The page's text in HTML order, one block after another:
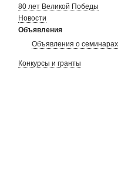
80 лет Великой Победы
Новости
Объявления
Объявления о семинарах
Конкурсы и гранты